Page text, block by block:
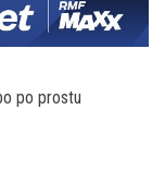
po prostu